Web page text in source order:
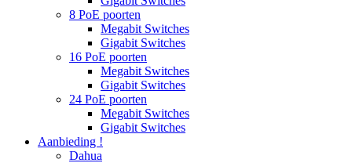
8 PoE poorten
Megabit Switches
Gigabit Switches
16 PoE poorten
Megabit Switches
Gigabit Switches
24 PoE poorten
Megabit Switches
Gigabit Switches
Aanbieding !
Dahua